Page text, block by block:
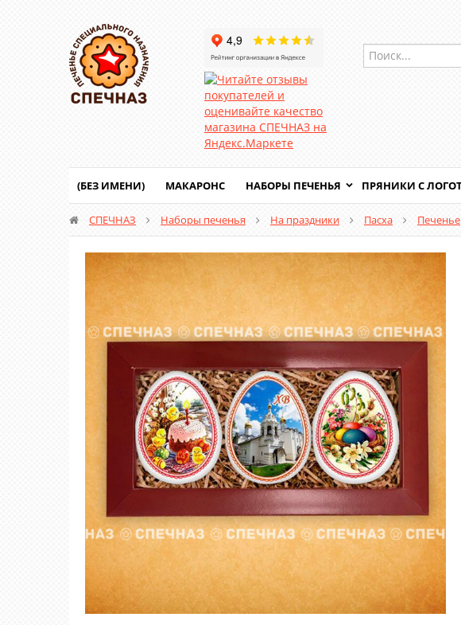
(БЕЗ ИМЕНИ) МАКАРОНС НАБОРЫ ПЕЧЕНЬЯ ПРЯНИКИ С
СПЕЧНАЗ Наборы печенья На праздники Пасха Печенье